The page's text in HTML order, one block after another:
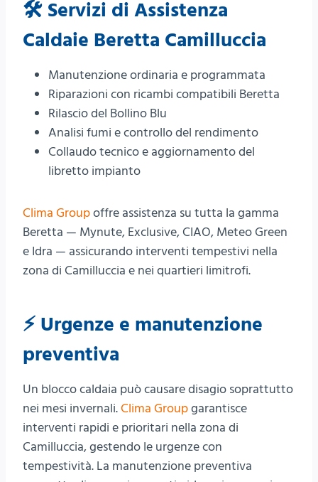
🛠️ Servizi di Assistenza
Caldaie Beretta Camilluccia
Manutenzione ordinaria e programmata
Riparazioni con ricambi compatibili Beretta
Rilascio del Bollino Blu
Analisi fumi e controllo del rendimento
Collaudo tecnico e aggiornamento del
libretto impianto
Clima Groupoffre assistenza su tutta la gamma
Beretta — Mynute, Exclusive, CIAO, Meteo Green
e Idra — assicurando interventi tempestivi nella
zona di Camilluccia e nei quartieri limitrofi.
⚡ Urgenze e manutenzione
preventiva
Un blocco caldaia può causare disagio soprattutto
nei mesi invernali.Clima Groupgarantisce
interventi rapidi e prioritari nella zona di
Camilluccia, gestendo le urgenze con
tempestività. La manutenzione preventiva